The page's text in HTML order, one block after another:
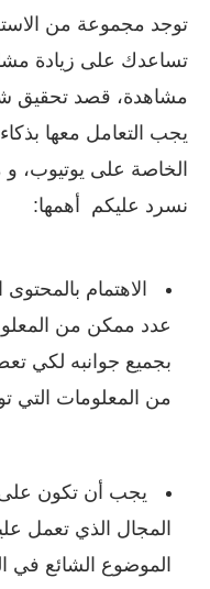
توجد مجموعة من
مشاهدة، قصد تحقيق
يجب التعامل معها
الخاصة على يوتيوب،
نسرد عليكم أهمها:
الاهتمام
عدد ممكن من
بجميع جوانبه لكي
من المعلومات التي
يجب أن تكون
المجال الذي تعمل
الموضوع الشائع في